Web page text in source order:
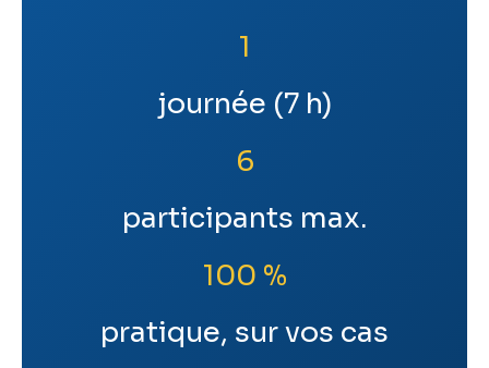
1
journée (7 h)
6
participants max.
100 %
pratique, sur vos cas